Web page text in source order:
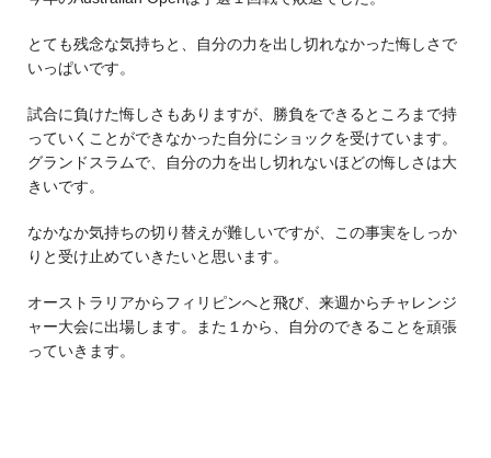
とても残念な気持ちと、自分の力を出し切れなかった悔しさで
いっぱいです。
試合に負けた悔しさもありますが、勝負をできるところまで持
っていくことができなかった自分にショックを受けています。
グランドスラムで、自分の力を出し切れないほどの悔しさは大
きいです。
なかなか気持ちの切り替えが難しいですが、この事実をしっか
りと受け止めていきたいと思います。
オーストラリアからフィリピンへと飛び、来週からチャレンジ
ャー大会に出場します。また１から、自分のできることを頑張
っていきます。